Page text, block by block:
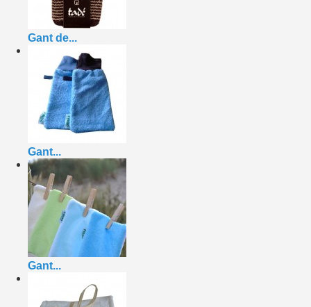
Gant de...
Gant...
Gant...